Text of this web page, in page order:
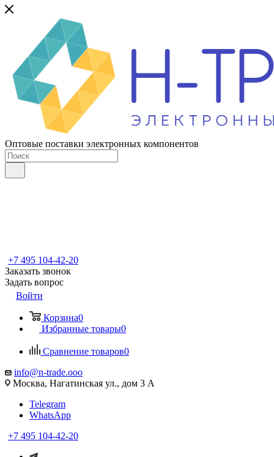
Оптовые поставки электронных компонентов
+7 495 104-42-20
Заказать звонок
Задать вопрос
Войти
Корзина0
Избранные товары0
Сравнение товаров0
info@n-trade.ooo
Москва, Нагатинская ул., дом 3 А
Telegram
WhatsApp
+7 495 104-42-20